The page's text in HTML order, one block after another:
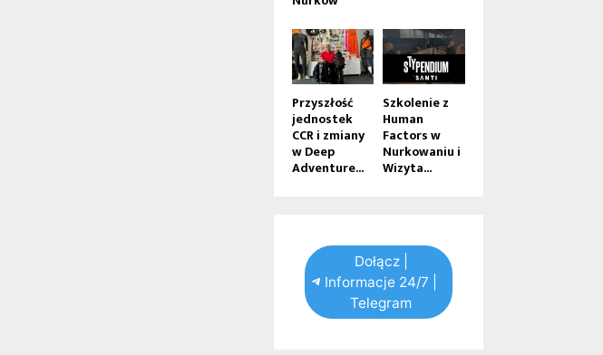
Przyszłość
jednostek
CCR i zmiany
w Deep
Adventure...
Szkolenie z
Human
Factors w
Nurkowaniu i
Wizyta...
Dołącz |
Informacje 24/7 |
Telegram